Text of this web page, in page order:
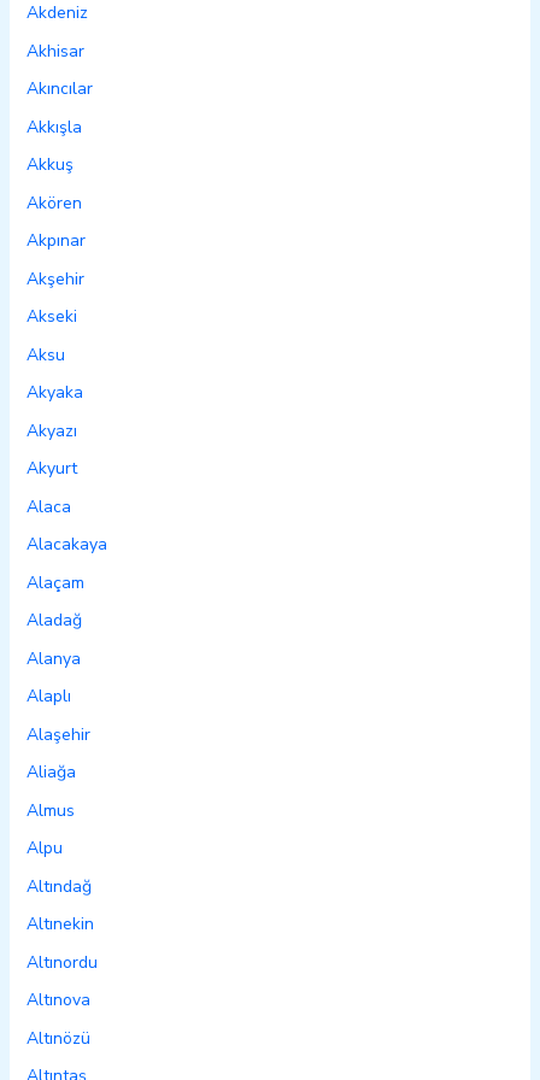
Akdeniz
Akhisar
Akıncılar
Akkışla
Akkuş
Akören
Akpınar
Akşehir
Akseki
Aksu
Akyaka
Akyazı
Akyurt
Alaca
Alacakaya
Alaçam
Aladağ
Alanya
Alaplı
Alaşehir
Aliağa
Almus
Alpu
Altındağ
Altınekin
Altınordu
Altınova
Altınözü